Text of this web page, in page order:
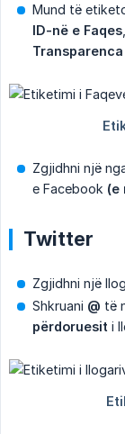
Mund të
ID-në e Faqes
Zgjidhni një
e Facebook (e
Twitter
Zgjidhni një
Shkruani @ të
përdoruesit i